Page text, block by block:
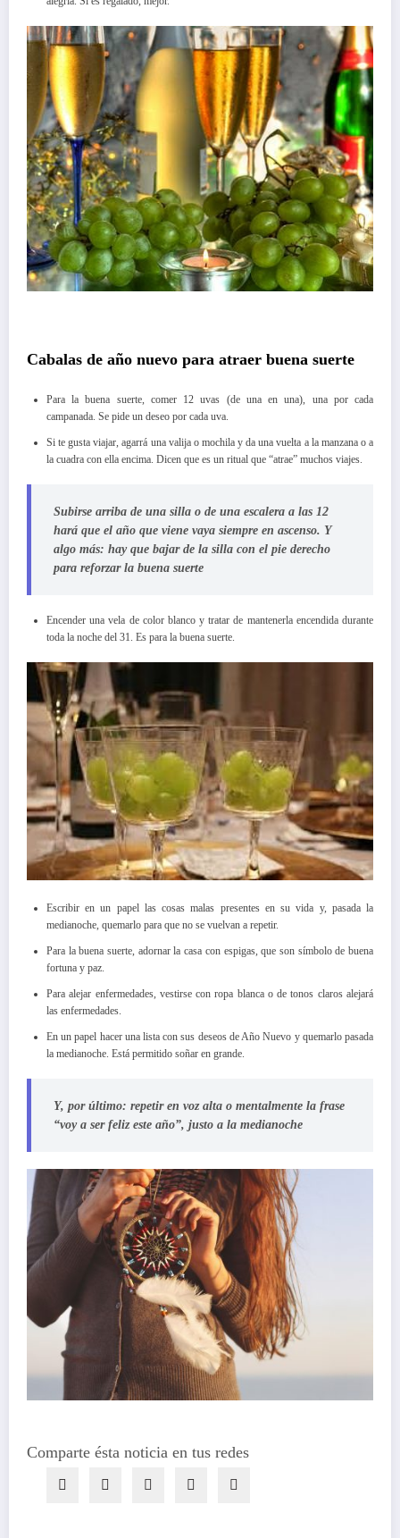
Cabalas de año nuevo para atraer buena suerte
Para la buena suerte, comer 12 uvas (de una en una), una por cada
campanada. Se pide un deseo por cada uva.
Si te gusta viajar, agarrá una valija o mochila y da una vuelta a la manzana o a
la cuadra con ella encima. Dicen que es un ritual que “atrae” muchos viajes.
Subirse arriba de una silla o de una escalera a las 12
hará que el año que viene vaya siempre en ascenso. Y
algo más: hay que bajar de la silla con el pie derecho
para reforzar la buena suerte
Encender una vela de color blanco y tratar de mantenerla encendida durante
toda la noche del 31. Es para la buena suerte.
Escribir en un papel las cosas malas presentes en su vida y, pasada la
medianoche, quemarlo para que no se vuelvan a repetir.
Para la buena suerte, adornar la casa con espigas, que son símbolo de buena
fortuna y paz.
Para alejar enfermedades, vestirse con ropa blanca o de tonos claros alejará
las enfermedades.
En un papel hacer una lista con sus deseos de Año Nuevo y quemarlo pasada
la medianoche. Está permitido soñar en grande.
Y, por último: repetir en voz alta o mentalmente la frase
“voy a ser feliz este año”, justo a la medianoche
Comparte ésta noticia en tus redes